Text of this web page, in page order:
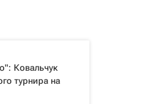
Ковальчук
турнира на